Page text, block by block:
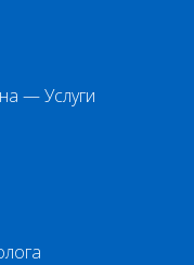
— Услуги